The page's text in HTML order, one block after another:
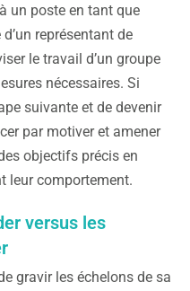
un poste en tant que
représentant de
le travail d’un groupe
nécessaires. Si
suivante et de devenir
par motiver et amener
objectifs précis en
leur comportement.
versus les
gravir les échelons de sa